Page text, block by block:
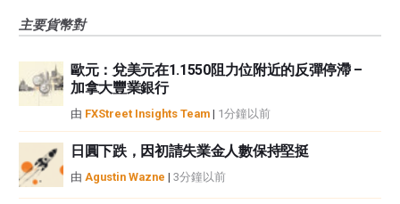
主要貨幣對
歐元：兌美元在1.1550阻力位附近的反彈停滯 –
加拿大豐業銀行
由 FXStreet Insights Team | 1分鐘以前
日圓下跌，因初請失業金人數保持堅挺
由 Agustin Wazne | 3分鐘以前